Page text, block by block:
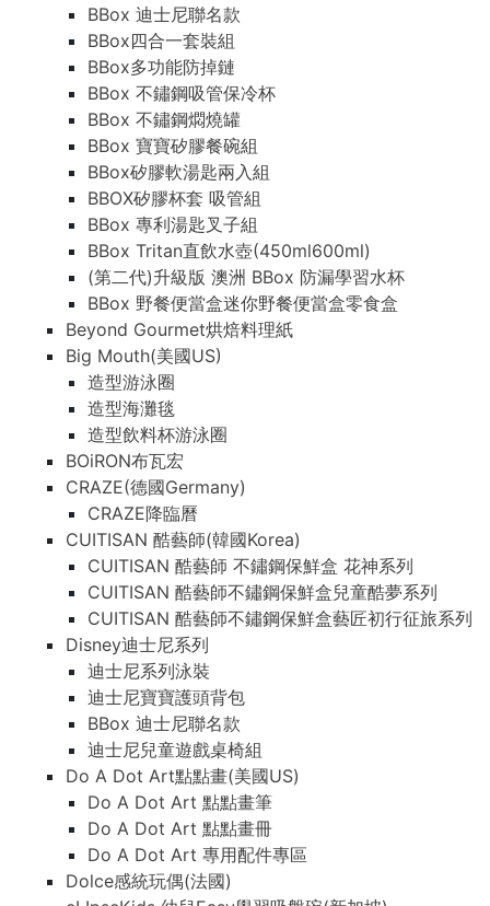
BBox 迪士尼聯名款
BBox四合一套裝組
BBox多功能防掉鏈
BBox 不鏽鋼吸管保冷杯
BBox 不鏽鋼燜燒罐
BBox 寶寶矽膠餐碗組
BBox矽膠軟湯匙兩入組
BBOX矽膠杯套 吸管組
BBox 專利湯匙叉子組
BBox Tritan直飲水壺(450ml600ml)
(第二代)升級版 澳洲 BBox 防漏學習水杯
BBox 野餐便當盒迷你野餐便當盒零食盒
Beyond Gourmet烘焙料理紙
Big Mouth(美國US)
造型游泳圈
造型海灘毯
造型飲料杯游泳圈
BOiRON布瓦宏
CRAZE(德國Germany)
CRAZE降臨曆
CUITISAN 酷藝師(韓國Korea)
CUITISAN 酷藝師 不鏽鋼保鮮盒 花神系列
CUITISAN 酷藝師不鏽鋼保鮮盒兒童酷夢系列
CUITISAN 酷藝師不鏽鋼保鮮盒藝匠初行征旅系列
Disney迪士尼系列
迪士尼系列泳裝
迪士尼寶寶護頭背包
BBox 迪士尼聯名款
迪士尼兒童遊戲桌椅組
Do A Dot Art點點畫(美國US)
Do A Dot Art 點點畫筆
Do A Dot Art 點點畫冊
Do A Dot Art 專用配件專區
Dolce感統玩偶(法國)